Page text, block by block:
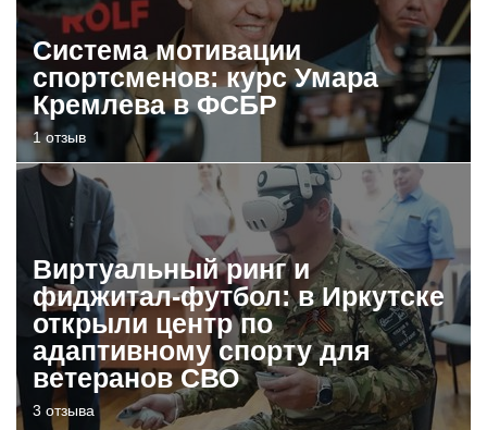
Система мотивации
спортсменов: курс Умара
Кремлева в ФСБР
1 отзыв
Виртуальный ринг и
фиджитал-футбол: в Иркутске
открыли центр по
адаптивному спорту для
ветеранов СВО
3 отзыва